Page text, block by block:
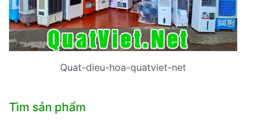
Quat-dieu-hoa-quatviet-net
Tìm sản phẩm